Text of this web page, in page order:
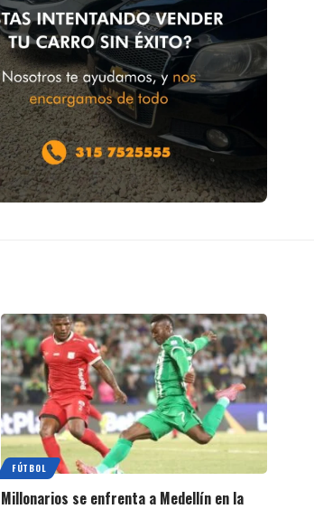
FÚTBOL
Millonarios se enfrenta a Medellín en la